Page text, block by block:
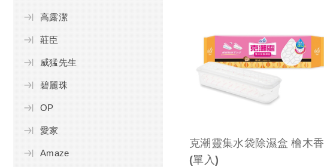
高露潔
莊臣
威猛先生
碧麗珠
OP
愛家
Amaze
克潮靈集水袋除濕盒 檜木香
(單入)